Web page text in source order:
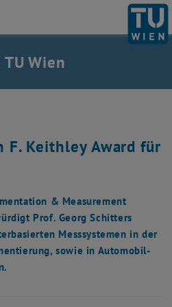
Startseite auflisten
Wien
F. Keithley Award für
& Measurement
Prof. Georg Schitters
Messsystemen in der
sowie in Automobil-